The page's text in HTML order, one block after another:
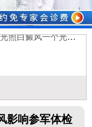
灯检查白斑准确吗
身仓光疗怎么样
风一个光斑大概费用多少
影响参军体检